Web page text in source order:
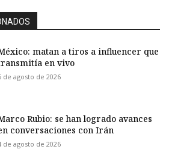
matan a tiros a influencer que
en vivo
de agosto de 2026
Rubio: se han logrado avances
conversaciones con Irán
de agosto de 2026